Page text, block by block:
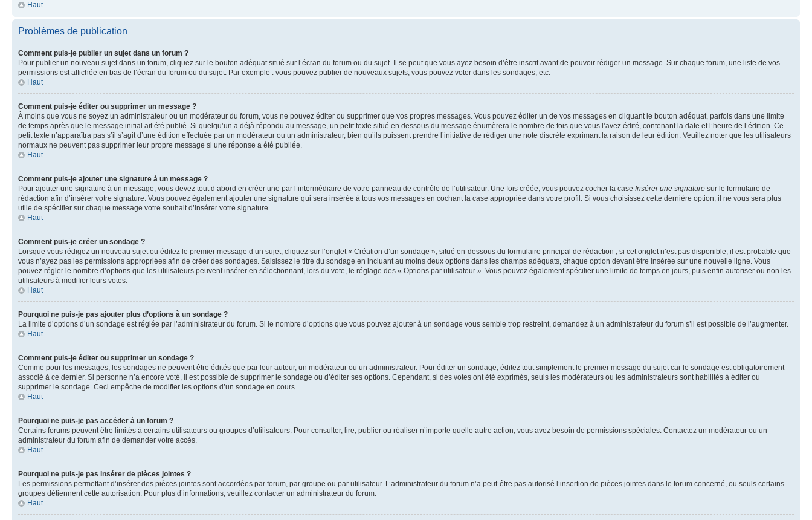
Haut
Problèmes de publication
Comment puis-je publier un sujet dans un forum ?
Pour publier un nouveau sujet dans un forum, cliquez sur le bouton adéquat situé sur l’écran du forum ou du sujet. Il se peut que vous ayez besoin d’être inscrit avant de pouvoir rédiger un message. Sur chaque forum, une liste de vos
permissions est affichée en bas de l’écran du forum ou du sujet. Par exemple : vous pouvez publier de nouveaux sujets, vous pouvez voter dans les sondages, etc.
Haut
Comment puis-je éditer ou supprimer un message ?
À moins que vous ne soyez un administrateur ou un modérateur du forum, vous ne pouvez éditer ou supprimer que vos propres messages. Vous pouvez éditer un de vos messages en cliquant le bouton adéquat, parfois dans une limite
de temps après que le message initial ait été publié. Si quelqu’un a déjà répondu au message, un petit texte situé en dessous du message énumèrera le nombre de fois que vous l’avez édité, contenant la date et l’heure de l’édition. Ce
petit texte n’apparaîtra pas s’il s’agit d’une édition effectuée par un modérateur ou un administrateur, bien qu’ils puissent prendre l’initiative de rédiger une note discrète exprimant la raison de leur édition. Veuillez noter que les utilisateurs
normaux ne peuvent pas supprimer leur propre message si une réponse a été publiée.
Haut
Comment puis-je ajouter une signature à un message ?
Pour ajouter une signature à un message, vous devez tout d’abord en créer une par l’intermédiaire de votre panneau de contrôle de l’utilisateur. Une fois créée, vous pouvez cocher la case Insérer une signature sur le formulaire de
rédaction afin d’insérer votre signature. Vous pouvez également ajouter une signature qui sera insérée à tous vos messages en cochant la case appropriée dans votre profil. Si vous choisissez cette dernière option, il ne vous sera plus
utile de spécifier sur chaque message votre souhait d’insérer votre signature.
Haut
Comment puis-je créer un sondage ?
Lorsque vous rédigez un nouveau sujet ou éditez le premier message d’un sujet, cliquez sur l’onglet « Création d’un sondage », situé en-dessous du formulaire principal de rédaction ; si cet onglet n’est pas disponible, il est probable que
vous n’ayez pas les permissions appropriées afin de créer des sondages. Saisissez le titre du sondage en incluant au moins deux options dans les champs adéquats, chaque option devant être insérée sur une nouvelle ligne. Vous
pouvez régler le nombre d’options que les utilisateurs peuvent insérer en sélectionnant, lors du vote, le réglage des « Options par utilisateur ». Vous pouvez également spécifier une limite de temps en jours, puis enfin autoriser ou non les
utilisateurs à modifier leurs votes.
Haut
Pourquoi ne puis-je pas ajouter plus d’options à un sondage ?
La limite d’options d’un sondage est réglée par l’administrateur du forum. Si le nombre d’options que vous pouvez ajouter à un sondage vous semble trop restreint, demandez à un administrateur du forum s’il est possible de l’augmenter.
Haut
Comment puis-je éditer ou supprimer un sondage ?
Comme pour les messages, les sondages ne peuvent être édités que par leur auteur, un modérateur ou un administrateur. Pour éditer un sondage, éditez tout simplement le premier message du sujet car le sondage est obligatoirement
associé à ce dernier. Si personne n’a encore voté, il est possible de supprimer le sondage ou d’éditer ses options. Cependant, si des votes ont été exprimés, seuls les modérateurs ou les administrateurs sont habilités à éditer ou
supprimer le sondage. Ceci empêche de modifier les options d’un sondage en cours.
Haut
Pourquoi ne puis-je pas accéder à un forum ?
Certains forums peuvent être limités à certains utilisateurs ou groupes d’utilisateurs. Pour consulter, lire, publier ou réaliser n’importe quelle autre action, vous avez besoin de permissions spéciales. Contactez un modérateur ou un
administrateur du forum afin de demander votre accès.
Haut
Pourquoi ne puis-je pas insérer de pièces jointes ?
Les permissions permettant d’insérer des pièces jointes sont accordées par forum, par groupe ou par utilisateur. L’administrateur du forum n’a peut-être pas autorisé l’insertion de pièces jointes dans le forum concerné, ou seuls certains
groupes détiennent cette autorisation. Pour plus d’informations, veuillez contacter un administrateur du forum.
Haut